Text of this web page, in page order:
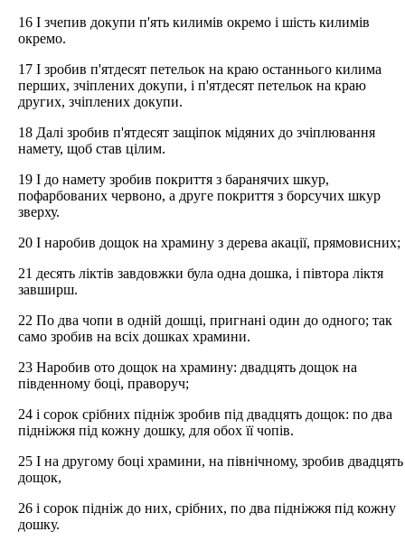
16 І зчепив докупи п'ять килимів окремо і шість килимів
окремо.
17 І зробив п'ятдесят петельок на краю останнього килима
перших, зчіплених докупи, і п'ятдесят петельок на краю
других, зчіплених докупи.
18 Далі зробив п'ятдесят защіпок мідяних до зчіплювання
намету, щоб став цілим.
19 І до намету зробив покриття з баранячих шкур,
пофарбованих червоно, а друге покриття з борсучих шкур
зверху.
20 І наробив дощок на храмину з дерева акації, прямовисних;
21 десять ліктів завдовжки була одна дошка, і півтора ліктя
завширш.
22 По два чопи в одній дошці, пригнані один до одного; так
само зробив на всіх дошках храмини.
23 Наробив ото дощок на храмину: двадцять дощок на
південному боці, праворуч;
24 і сорок срібних підніж зробив під двадцять дощок: по два
підніжжя під кожну дошку, для обох її чопів.
25 І на другому боці храмини, на північному, зробив двадцять
дощок,
26 і сорок підніж до них, срібних, по два підніжжя під кожну
дошку.